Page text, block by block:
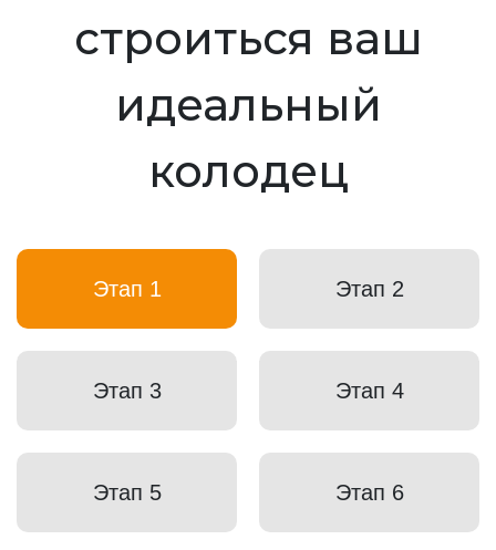
строиться ваш
идеальный
колодец
Этап 1 Этап 2
Этап 3 Этап 4
Этап 5 Этап 6